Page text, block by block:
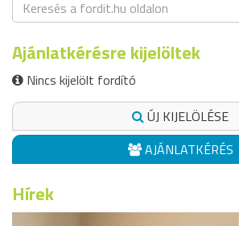
Ajánlatkérésre kijelöltek
Nincs kijelölt fordító
ÚJ KIJELÖLÉSE
AJÁNLATKÉRÉS
Hírek